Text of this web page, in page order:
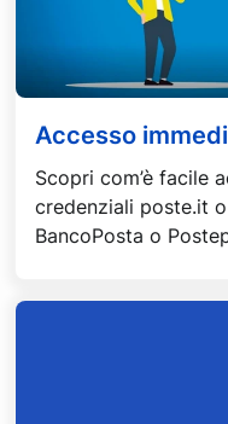
Accesso
Scopri com’è facile
credenziali poste.it
BancoPosta o